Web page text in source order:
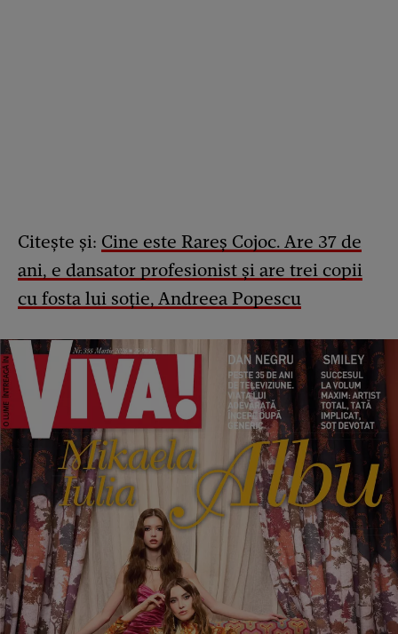
Citește și: Cine este Rareș Cojoc. Are 37 de
ani, e dansator profesionist și are trei copii
cu fosta lui soție, Andreea Popescu